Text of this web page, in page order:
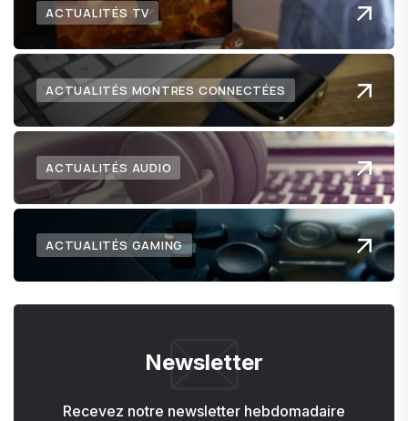
ACTUALITÉS TV
ACTUALITÉS MONTRES CONNECTÉES
ACTUALITÉS AUDIO
ACTUALITÉS GAMING
Newsletter
Recevez notre newsletter hebdomadaire